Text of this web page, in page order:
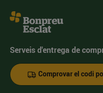
Serveis d'entrega de
Comprovar el codi